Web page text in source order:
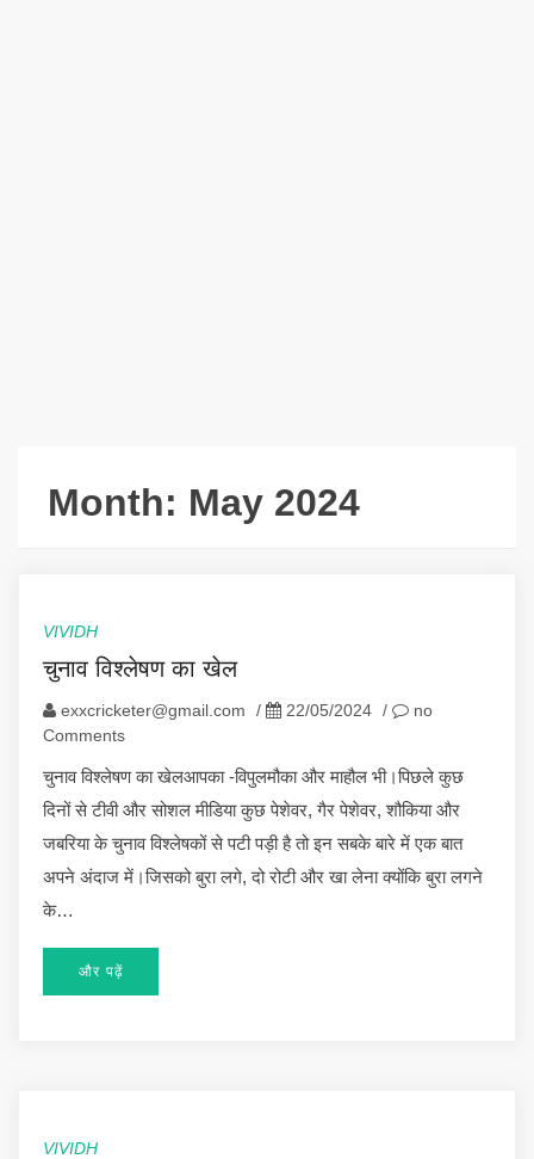
Month: May 2024
VIVIDH
चुनाव विश्लेषण का खेल
exxcricketer@gmail.com / 22/05/2024 /
no
Comments
चुनाव विश्लेषण का खेलआपका -विपुलमौका और माहौल भी।पिछले कुछ
दिनों से टीवी और सोशल मीडिया कुछ पेशेवर, गैर पेशेवर, शौकिया और
जबरिया के चुनाव विश्लेषकों से पटी पड़ी है तो इन सबके बारे में एक बात
अपने अंदाज में।जिसको बुरा लगे, दो रोटी और खा लेना क्योंकि बुरा लगने
के…
और पढ़ें
VIVIDH